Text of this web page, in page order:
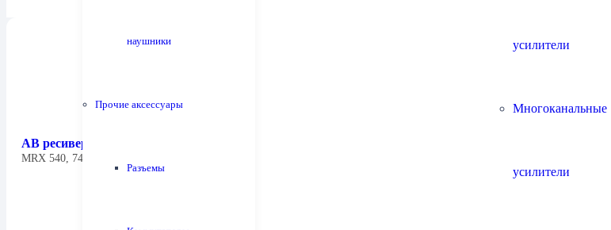
наушники
Прочие аксессуары
Разъемы
усилители
Многоканальные
усилители
АВ ресивер Anthem MRX 740 8К
MRX 540, 740 и 1140 —…